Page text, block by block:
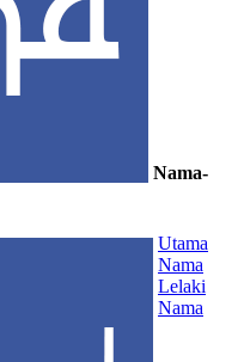
Nama-
Utama
Nama
Lelaki
Nama